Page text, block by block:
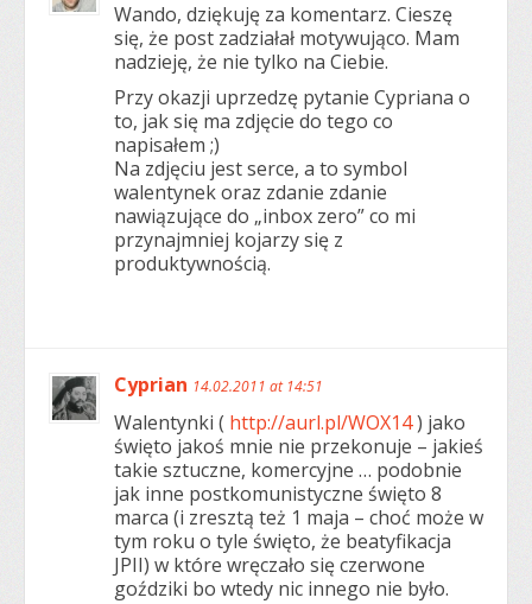
Wando, dziękuję za komentarz. Cieszę
się, że post zadziałał motywująco. Mam
nadzieję, że nie tylko na Ciebie.
Przy okazji uprzedzę pytanie Cypriana o
to, jak się ma zdjęcie do tego co
napisałem ;)
Na zdjęciu jest serce, a to symbol
walentynek oraz zdanie zdanie
nawiązujące do „inbox zero” co mi
przynajmniej kojarzy się z
produktywnością.
Cyprian 14.02.2011 at 14:51
Walentynki ( http://aurl.pl/WOX14) jako
święto jakoś mnie nie przekonuje – jakieś
takie sztuczne, komercyjne … podobnie
jak inne postkomunistyczne święto 8
marca (i zresztą też 1 maja – choć może w
tym roku o tyle święto, że beatyfikacja
JPII) w które wręczało się czerwone
goździki bo wtedy nic innego nie było.